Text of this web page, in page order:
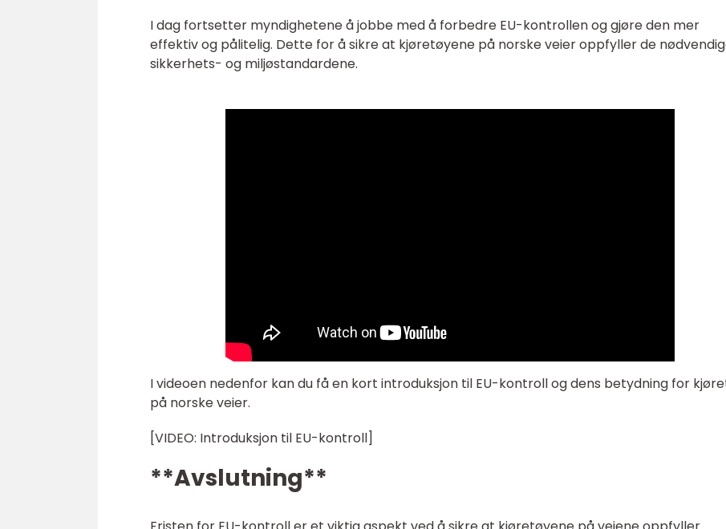
I dag fortsetter myndighetene å jobbe med å forbedre EU-kontrollen og gjøre den mer
effektiv og pålitelig. Dette for å sikre at kjøretøyene på norske veier oppfyller de
sikkerhets- og miljøstandardene.
I videoen nedenfor kan du få en kort introduksjon til EU-kontroll og dens betydning for
på norske veier.
[VIDEO: Introduksjon til EU-kontroll]
**Avslutning**